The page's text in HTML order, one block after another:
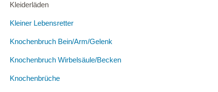
Kleiderläden
Kleiner Lebensretter
Knochenbruch Bein/Arm/Gelenk
Knochenbruch Wirbelsäule/Becken
Knochenbrüche